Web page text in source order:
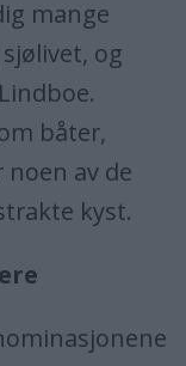
mange
og
båter,
av de
kyst.